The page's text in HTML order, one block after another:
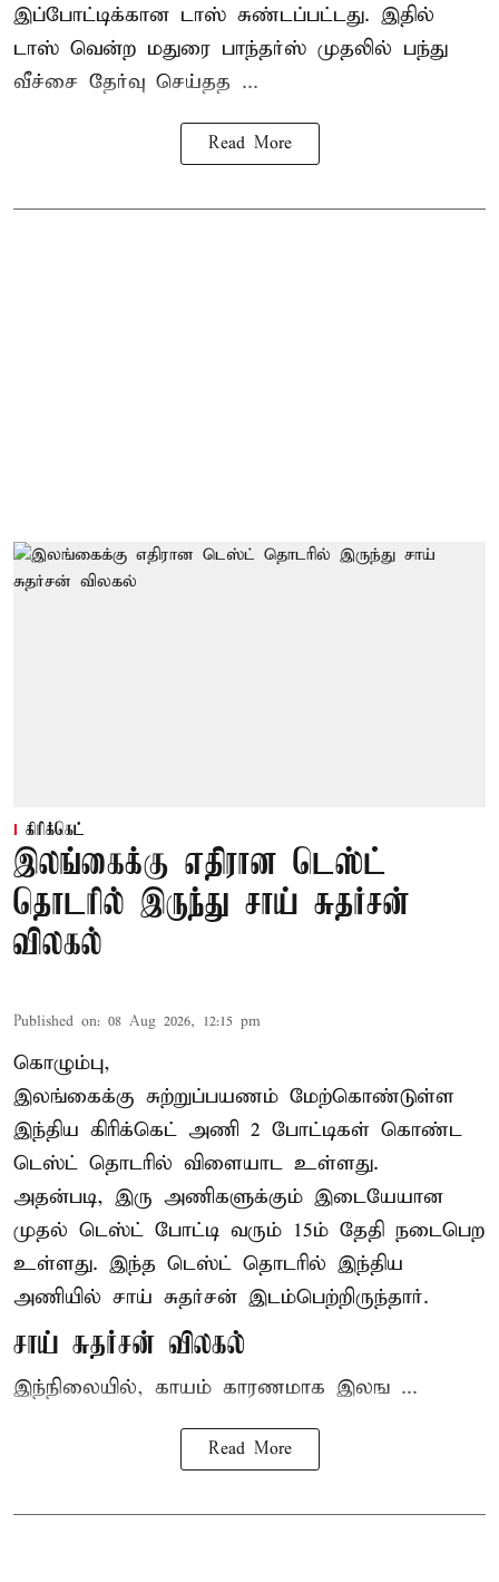
இப்போட்டிக்கான டாஸ் சுண்டப்பட்டது. இதில்
டாஸ் வென்ற மதுரை பாந்தர்ஸ் முதலில் பந்து
வீச்சை தேர்வு செய்தத ...
Read More
கிரிக்கெட்
இலங்கைக்கு எதிரான டெஸ்ட்
தொடரில் இருந்து சாய் சுதர்சன்
விலகல்
Published on: 08 Aug 2026, 12:15 pm
கொழும்பு,
இலங்கைக்கு சுற்றுப்பயணம் மேற்கொண்டுள்ள
இந்திய கிரிக்கெட் அணி 2 போட்டிகள் கொண்ட
டெஸ்ட் தொடரில் விளையாட உள்ளது.
அதன்படி, இரு அணிகளுக்கும் இடையேயான
முதல் டெஸ்ட் போட்டி வரும் 15ம் தேதி நடைபெற
உள்ளது. இந்த டெஸ்ட் தொடரில் இந்திய
அணியில் சாய் சுதர்சன் இடம்பெற்றிருந்தார்.
சாய் சுதர்சன் விலகல்
இந்நிலையில், காயம் காரணமாக இலங ...
Read More